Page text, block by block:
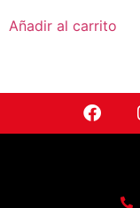
Añadir al carrito